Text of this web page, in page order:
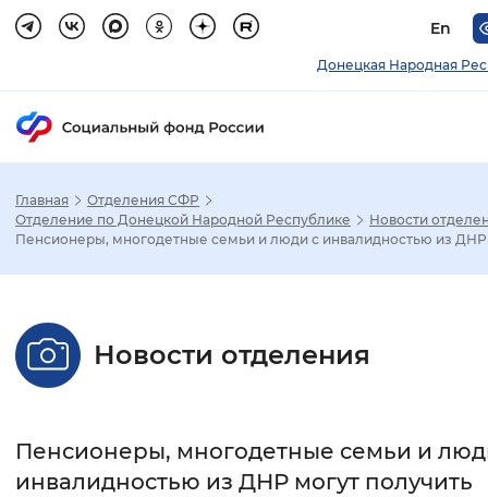
En
Донецкая Народная
Настройка режима отображения
Стандартный Увеличенный
Без засечек
Главная
Отделения СФР
Отделение по Донецкой Народной Республике
Новости
Пенсионеры, многодетные семьи и люди с инвалидностью из ДНР
Новости отделения
Пенсионеры, многодетные семьи и
инвалидностью из ДНР могут получить